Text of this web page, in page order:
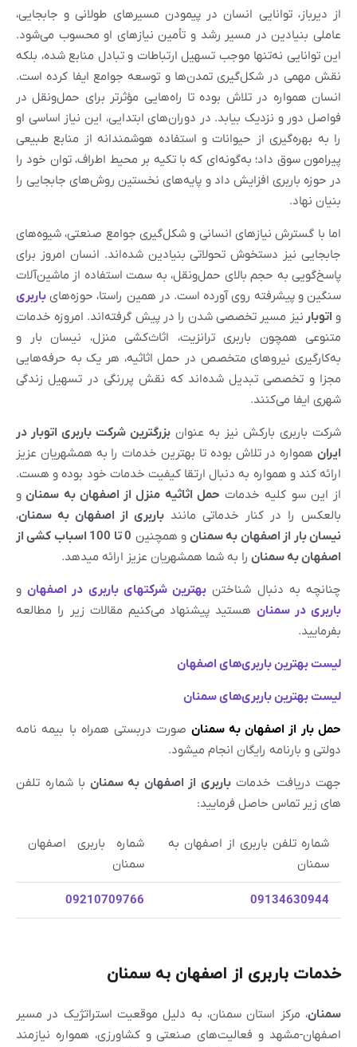
از دیرباز، توانایی انسان در پیمودن مسیرهای طولانی و جابجایی،
عاملی بنیادین در مسیر رشد و تأمین نیازهای او محسوب می‌شود.
این توانایی نه‌تنها موجب تسهیل ارتباطات و تبادل منابع شده، بلکه
نقش مهمی در شکل‌گیری تمدن‌ها و توسعه جوامع ایفا کرده است.
انسان همواره در تلاش بوده تا راه‌هایی مؤثرتر برای حمل‌ونقل در
فواصل دور و نزدیک بیابد. در دوران‌های ابتدایی، این نیاز اساسی او
را به بهره‌گیری از حیوانات و استفاده هوشمندانه از منابع طبیعی
پیرامون سوق داد؛ به‌گونه‌ای که با تکیه بر محیط اطراف، توان خود را
در حوزه باربری افزایش داد و پایه‌های نخستین روش‌های جابجایی را
بنیان نهاد.
اما با گسترش نیازهای انسانی و شکل‌گیری جوامع صنعتی، شیوه‌های
جابجایی نیز دستخوش تحولاتی بنیادین شده‌اند. انسان امروز برای
پاسخ‌گویی به حجم بالای حمل‌ونقل، به سمت استفاده از ماشین‌آلات
سنگین و پیشرفته روی آورده است. در همین راستا، حوزه‌های باربری
و اتوبار نیز مسیر تخصصی شدن را در پیش گرفته‌اند. امروزه خدمات
متنوعی همچون باربری ترانزیت، اثاث‌کشی منزل، نیسان بار و
به‌کارگیری نیروهای متخصص در حمل اثاثیه، هر یک به حرفه‌هایی
مجزا و تخصصی تبدیل شده‌اند که نقش پررنگی در تسهیل زندگی
شهری ایفا می‌کنند.
شرکت باربری بارکش نیز به عنوان بزرگترین شرکت باربری اتوبار در
ایران همواره در تلاش بوده تا بهترین خدمات را به همشهریان عزیز
ارائه کند و همواره به دنبال ارتقا کیفیت خدمات خود بوده و هست.
از این سو کلیه خدمات حمل اثاثیه منزل از اصفهان به سمنان و
بالعکس را در کنار خدماتی مانند باربری از اصفهان به سمنان،
نیسان بار از اصفهان بهسمنان و همچنین 0 تا 100 اسباب کشی از
اصفهانبهسمنان را به شما همشهریان عزیز ارائه میدهد.
چنانچه به دنبال شناختن بهترین شرکتهای باربری در اصفهانو
باربری در سمنانهستید پیشنهاد می‌کنیم مقالات زیر را مطالعه
بفرمایید.
لیست بهترین باربری‌های اصفهان
لیست بهترین باربری‌هایسمنان
حمل بار از اصفهان به سمنان صورت دربستی همراه با بیمه نامه
دولتی و بارنامه رایگان انجام میشود.
جهت دریافت خدماتباربری از اصفهان به سمنان با شماره تلفن
های زیر تماس حاصل فرمایید:
شماره تلفن باربری از اصفهان به
سمنان
شماره باربری اصفهان
سمنان
09134630944
09210709766
خدمات باربری از اصفهان به سمنان
سمنان، مرکز استان سمنان، به دلیل موقعیت استراتژیک در مسیر
اصفهان-مشهد و فعالیت‌های صنعتی و کشاورزی، همواره نیازمند